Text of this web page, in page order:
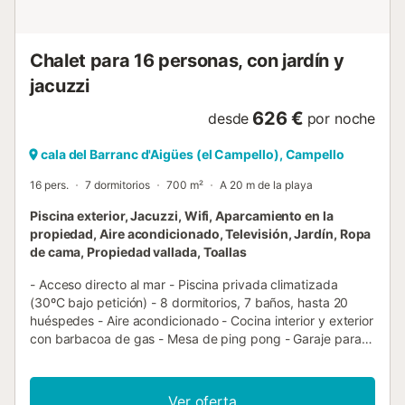
Chalet para 16 personas, con jardín y
jacuzzi
desde 626 € por noche
cala del Barranc d'Aigües (el Campello), Campello
16 pers. 7 dormitorios 700 m² A 20 m de la playa
Piscina exterior, Jacuzzi, Wifi, Aparcamiento en la
propiedad, Aire acondicionado, Televisión, Jardín, Ropa
de cama, Propiedad vallada, Toallas
- Acceso directo al mar - Piscina privada climatizada
(30ºC bajo petición) - 8 dormitorios, 7 baños, hasta 20
huéspedes - Aire acondicionado - Cocina interior y exterior
con barbacoa de gas - Mesa de ping pong - Garaje para 2
toallas y toallas de playa incluidas - Tronas y cunas
gratuitas bajo petición - Estación de tram (Parada Cala
Ver oferta